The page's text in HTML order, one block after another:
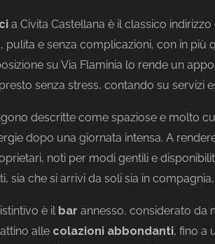
a Civita Castellana è il classico
pulita e senza complicazioni, con in più
su Via Flaminia lo rende un
senza stress, contando su servizi
descritte come spaziose e molto
dopo una giornata intensa. A
noti per modi gentili e
sia che si arrivi da soli sia in
è il bar annesso, considerato da
alle colazioni abbondanti, fino a